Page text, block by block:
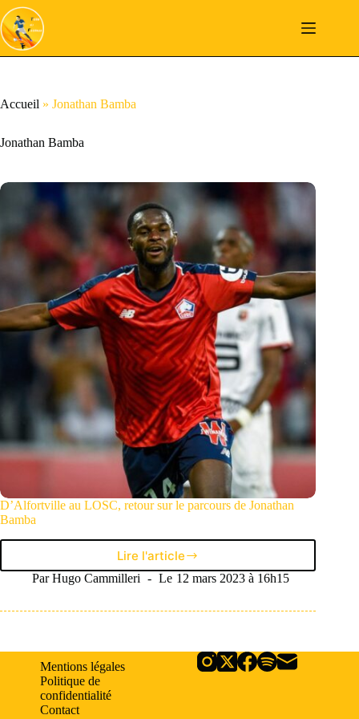
Passer
au
contenu
Accueil » Jonathan Bamba
Jonathan Bamba
D’Alfortville au LOSC, retour sur le parcours de Jonathan
Bamba
Lire l'articleD’Alfortville
au
retour
parcours
Par Hugo Cammilleri Le 12 mars 2023 à 16h15
Mentions légales
Politique de
confidentialité
Contact